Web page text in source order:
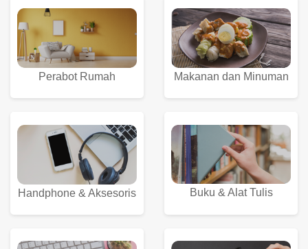
Perabot Rumah Makanan dan Minuman
Handphone & Aksesoris Buku & Alat Tulis